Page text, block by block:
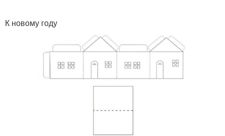
Домик из бумаги
Домик из подручных
материалов
К новому году